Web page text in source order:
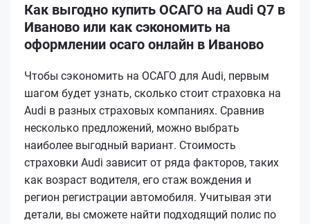
Как выгодно купить ОСАГО на Audi Q7 в
Иваново или как сэкономить на
оформлении осаго онлайн в Иваново
Чтобы сэкономить на ОСАГО для Audi, первым
шагом будет узнать, сколько стоит страховка на
Audi в разных страховых компаниях. Сравнив
несколько предложений, можно выбрать
наиболее выгодный вариант. Стоимость
страховки Audi зависит от ряда факторов, таких
как возраст водителя, его стаж вождения и
регион регистрации автомобиля. Учитывая эти
детали, вы сможете найти подходящий полис по